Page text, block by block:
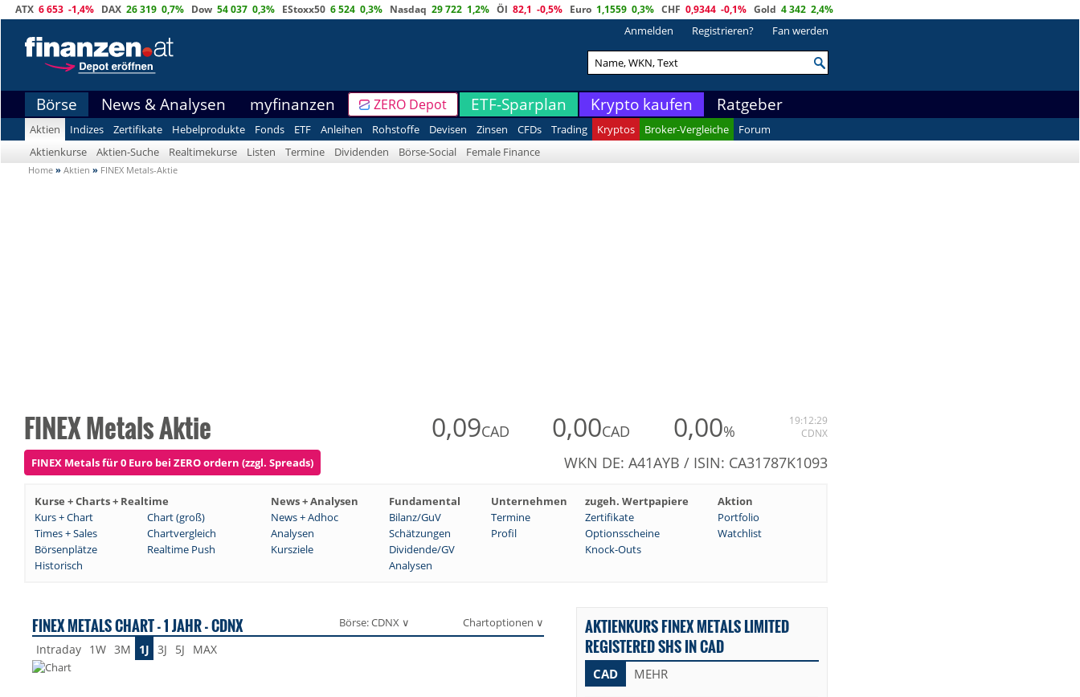
ATX 6 653 -1,4% DAX 26 319 0,7% Dow 54 037 0,3% EStoxx50 6 524 0,3% Nasdaq 29 722 1,2% Öl 82,1 -0,5% Euro 1,1559 0,3% CHF 0,9344 -0,1% Gold 4 342 2,4%
Anmelden Registrieren? Fan werden
Börse News & Analysen myfinanzen ZERO Depot ETF-Sparplan Krypto kaufen Ratgeber
Aktien Indizes Zertifikate Hebelprodukte Fonds ETF Anleihen Rohstoffe Devisen Zinsen CFDs Trading Kryptos Broker-Vergleiche
Forum
Aktienkurse
Aktien-Suche Realtimekurse Listen Termine Dividenden Börse-Social Female Finance
Home » Aktien » FINEX Metals-Aktie
FINEX Metals Aktie 0,09CAD 0,00CAD 0,00%
19:12:29
CDNX
FINEX Metals für 0 Euro bei ZERO ordern (zzgl. Spreads) WKN DE: A41AYB / ISIN: CA31787K1093
Kurse + Charts + Realtime News + Analysen Fundamental Unternehmen zugeh. Wertpapiere
Aktion
Kurs + Chart
Chart (groß) News + Adhoc Bilanz/GuV Termine Zertifikate
Portfolio
Times + Sales
Chartvergleich Analysen Schätzungen Profil Optionsscheine
Watchlist
Börsenplätze
Realtime Push Kursziele Dividende/GV
Knock-Outs
Historisch
Analysen
FINEX METALS CHART - 1 JAHR - CDNX Börse: CDNX ∨ Chartoptionen ∨
Intraday 1W 3M 1J 3J 5J MAX
AKTIENKURS FINEX METALS LIMITED
REGISTERED SHS IN CAD
CAD MEHR